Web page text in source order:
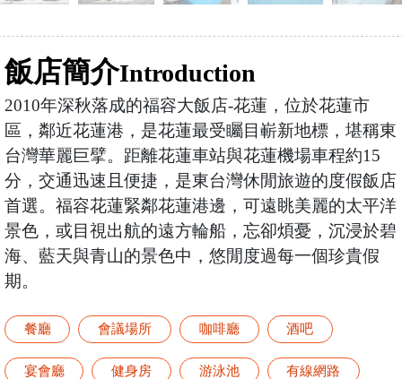
飯店簡介Introduction
2010年深秋落成的福容大飯店-花蓮，位於花蓮市
區，鄰近花蓮港，是花蓮最受矚目嶄新地標，堪稱東
台灣華麗巨擘。距離花蓮車站與花蓮機場車程約15
分，交通迅速且便捷，是東台灣休閒旅遊的度假飯店
首選。福容花蓮緊鄰花蓮港邊，可遠眺美麗的太平洋
景色，或目視出航的遠方輪船，忘卻煩憂，沉浸於碧
海、藍天與青山的景色中，悠閒度過每一個珍貴假
期。
餐廳 會議場所 咖啡廳 酒吧
宴會廳 健身房 游泳池 有線網路